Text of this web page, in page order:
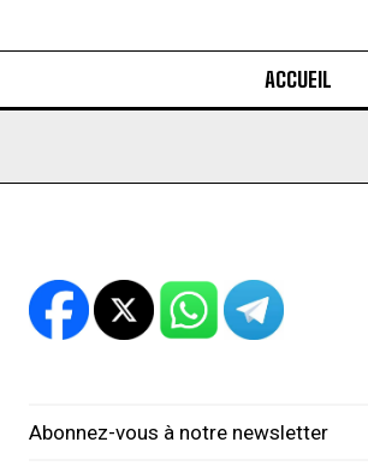
ACCUEIL
Abonnez-vous à notre newsletter